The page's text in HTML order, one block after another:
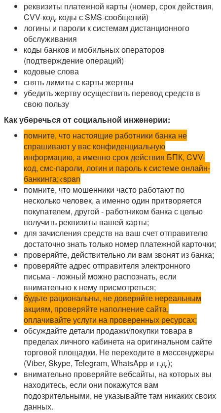
реквизиты платежной карты (номер, срок действия,
CVV-код, коды с SMS-сообщений)
логины и пароли к системам дистанционного
обслуживания
коды банков и мобильных операторов
(подтверждение операций)
кодовые слова
снять лимиты с карты жертвы
убедить жертву осуществить перевод средств в
свою пользу
Как уберечься от социальной инженерии:
помните, что настоящие работники банка не
спрашивают у вас конфиденциальную
информацию, а именно срок действия БПК, CVV-
код, смс-пароли, логин и пароль к системе онлайн-
банкинга;<span
помните, что мошенники часто работают по
несколько человек, а именно один притворяется
покупателем, другой - работником банка с целью
получить реквизиты вашей карты;
для зачисления средств на ваш счет отправителю
достаточно знать только номер платежной карточки;
проверяйте, действительно ли вам звонят из банка;
проверяйте адрес отправителя электронного
письма - ложный можно распознать, если
внимательно к нему присмотреться;
будьте рациональны, не доверяйте нереальным
акциям, проверяйте наполнение сайта,
оплачивайте услуги на проверенных ресурсах;
обсуждайте детали продажи/покупки товара в
пределах личного кабинета на оригинальном сайте
торговой площадки. Не переходите в мессенджеры
(Viber, Skype, Telegram, WhatsApp и т.д.);
внимательно проверяйте вебсайты, на которых вы
находитесь, если они покажутся вам
подозрительными, не указывайте там никаких своих
данных.